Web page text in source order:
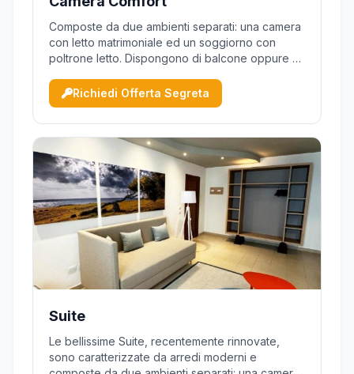
Composte da due ambienti separati: una camera
con letto matrimoniale ed un soggiorno con
poltrone letto. Dispongono di balcone oppure di
camere sono fornite di aria condizionata,
asciugacapelli, cassaforte, telefono, tv e minibar
(riempimento su ...
Richiedi Offerta Segreta
Suite
Le bellissime Suite, recentemente rinnovate,
sono caratterizzate da arredi moderni e